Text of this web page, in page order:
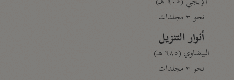
نحو ٣ مجلدات
أنوار التنزيل
البيضاوي (٦٨٥ هـ)
نحو ٣ مجلدات